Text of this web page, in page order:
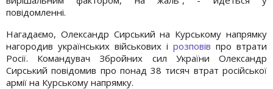
повідомленні.
Нагадаємо, Олександр Сирський на Курському напрямку
нагородив українських військових і розповів про втрати
Росії. Командувач Збройних сил України Олександр
Сирський повідомив про понад 38 тисяч втрат російської
армії на Курському напрямку.